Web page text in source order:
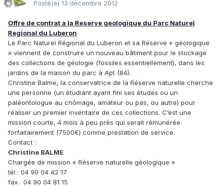
Posté(e) 13 décembre 2012
Offre de contrat a la Reserve geologique du Parc Naturel
Regional du Luberon
Le Parc Naturel Régional du Luberon et sa Réserve « géologique
» viennent de construire un nouveau bâtiment pour le stockage
des collections de géologie (fossiles essentiellement), dans les
jardins de la maison du parc à Apt (84).
Christine Balme, la conservatrice de la Réserve naturelle cherche
une personne (un étudiant ayant fini ses études ou un
paléontologue au chômage, amateur ou pas, ou autre) pour
réaliser un premier inventaire de ces collections. C’est une
mission courte, 4 mois à peu près qui serait rémunérée
forfaitairement (7500€) comme prestation de service.
Contact :
Christine BALME
Chargée de mission « Réserve naturelle géologique »
tél : 04 90 04 42 17
fax : 04 90 04 81 15